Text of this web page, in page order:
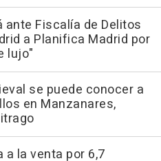
ante Fiscalía de Delitos
a Planifica Madrid por
lujo"
se puede conocer a
en Manzanares,
a la venta por 6,7